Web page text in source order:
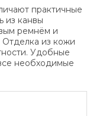
практичные
из канвы
ремнём и
Отделка из кожи
Удобные
необходимые